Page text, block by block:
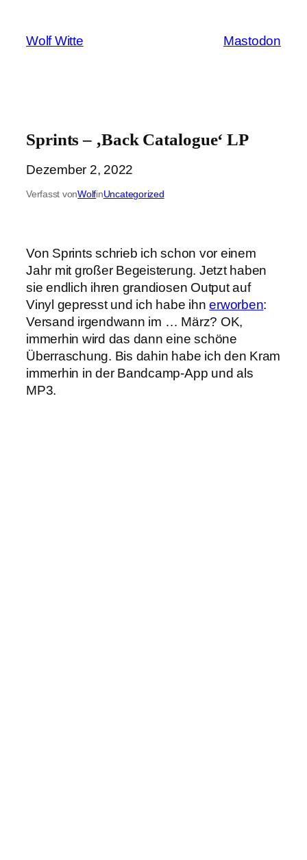
springen
Wolf Witte Mastodon
Sprints – ‚Back Catalogue‘ LP
Dezember 2, 2022
Verfasst vonWolfinUncategorized
Von Sprints schrieb ich schon vor einem
Jahr mit großer Begeisterung. Jetzt haben
sie endlich ihren grandiosen Output auf
Vinyl gepresst und ich habe ihnerworben:
Versand irgendwann im … März? OK,
immerhin wird das dann eine schöne
Überraschung. Bis dahin habe ich den Kram
immerhin in der Bandcamp-App und als
MP3.